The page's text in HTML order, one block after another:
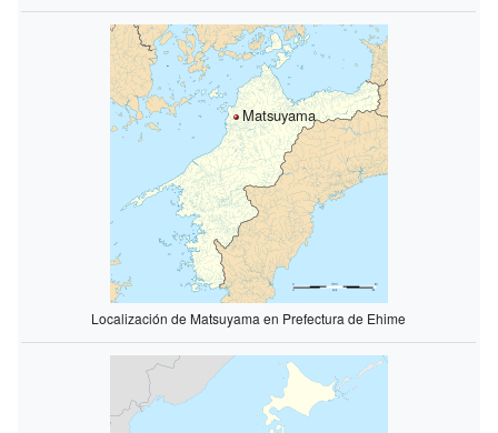
Matsuyama
Localización de Matsuyama en Prefectura de Ehime